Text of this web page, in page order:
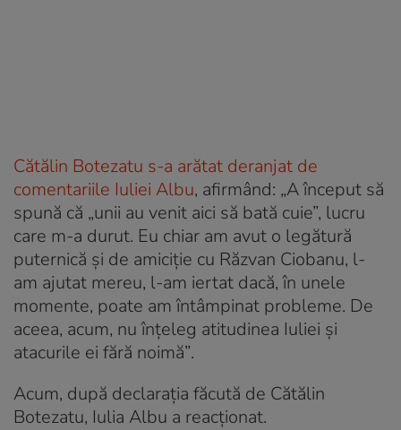
Cătălin Botezatu s-a arătat deranjat de
comentariile Iuliei Albu, afirmând: „A început să
spună că „unii au venit aici să bată cuie”, lucru
care m-a durut. Eu chiar am avut o legătură
puternică și de amiciție cu Răzvan Ciobanu, l-
am ajutat mereu, l-am iertat dacă, în unele
momente, poate am întâmpinat probleme. De
aceea, acum, nu înțeleg atitudinea Iuliei și
atacurile ei fără noimă”.
Acum, după declarația făcută de Cătălin
Botezatu, Iulia Albu a reacționat.